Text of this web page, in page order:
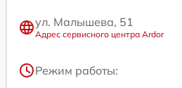
ул. Малышева, 51
Адрес сервисного центра Ardor
Режим работы: